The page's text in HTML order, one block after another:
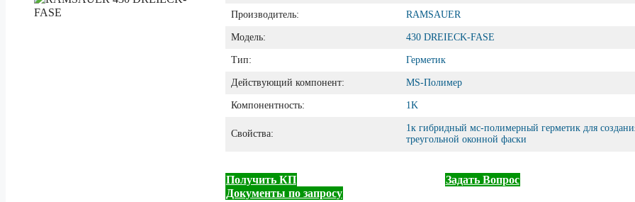
Производитель: RAMSAUER
Модель: 430 DREIECK-FASE
Тип: Герметик
Действующий компонент: MS-Полимер
Компонентность: 1K
Свойства:
1к гибридный мс-полимерный герметик для
треугольной оконной фаски
Получить КП
Задать Вопрос
Документы по запросу